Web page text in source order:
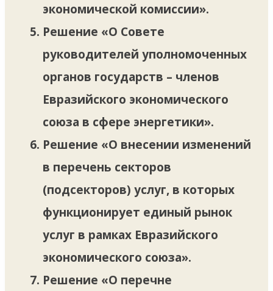
экономической комиссии».
Решение «О Совете
руководителей уполномоченных
органов государств – членов
Евразийского экономического
союза в сфере энергетики».
Решение «О внесении изменений
в перечень секторов
(подсекторов) услуг, в которых
функционирует единый рынок
услуг в рамках Евразийского
экономического союза».
Решение «О перечне